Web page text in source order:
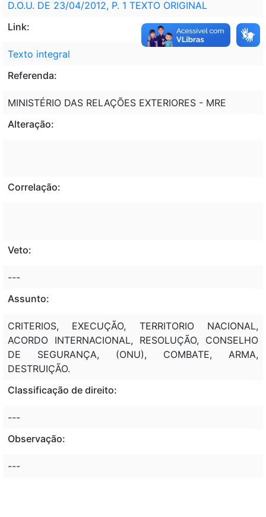
D.O.U. DE 23/04/2012, P. 1 TEXTO ORIGINAL
Link:
Texto integral
Referenda:
MINISTÉRIO DAS RELAÇÕES EXTERIORES - MRE
Alteração:
Correlação:
Veto:
---
Assunto:
CRITERIOS, EXECUÇÃO, TERRITORIO NACIONAL,
ACORDO INTERNACIONAL, RESOLUÇÃO, CONSELHO
DE SEGURANÇA, (ONU), COMBATE, ARMA,
DESTRUIÇÃO.
Classificação de direito:
---
Observação:
---